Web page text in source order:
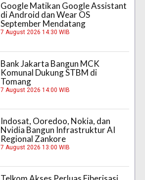
Google Matikan Google Assistant
di Android dan Wear OS
September Mendatang
7 August 2026 14:30 WIB
Bank Jakarta Bangun MCK
Komunal Dukung STBM di
Tomang
7 August 2026 14:00 WIB
Indosat, Ooredoo, Nokia, dan
Nvidia Bangun Infrastruktur AI
Regional Zankore
7 August 2026 13:00 WIB